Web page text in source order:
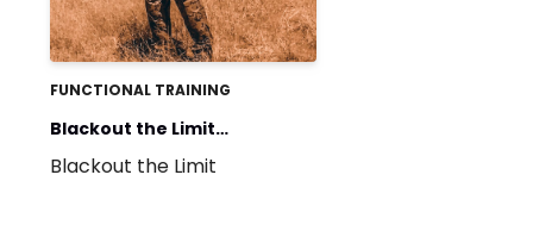
FUNCTIONAL TRAINING
Blackout the Limit
Performance
Blackout the Limit